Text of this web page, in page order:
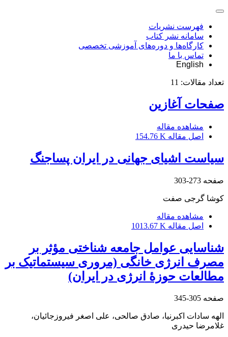
فهرست نشریات
سامانه نشر کتاب
کارگاه‌ها و دوره‌های آموزشی تخصصی
تماس با ما
English
تعداد مقالات: 11
صفحات آغازین
مشاهده مقاله
اصل مقاله 154.76 K
سیاست اشیای جهانی در ایران پساجنگ
صفحه 273-303
کوشا گرجی صفت
مشاهده مقاله
اصل مقاله 1013.67 K
شناسایی عوامل جامعه شناختی مؤثر بر
مصرف انرژی خانگی (مروری سیستماتیک بر
مطالعات حوزۀ انرژی در ایران)
صفحه 305-345
الهه سادات اکبرنیا، صادق صالحی، علی اصغر فیروزجائیان،
غلامرضا حیدری